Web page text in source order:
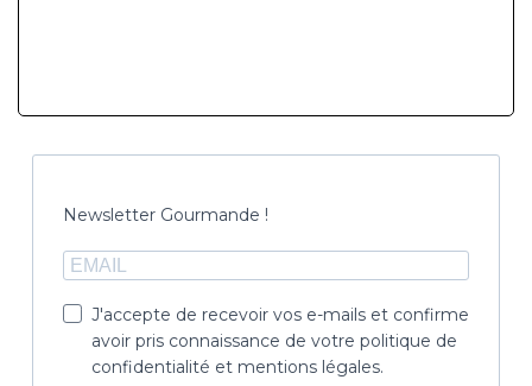
Newsletter Gourmande !
J'accepte de recevoir vos e-mails et confirme
avoir pris connaissance de votre politique de
confidentialité et mentions légales.